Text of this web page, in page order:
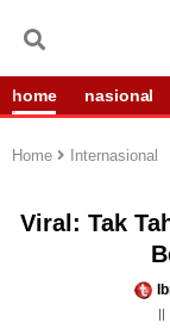
home nasional
Home Internasional
Viral: Tak